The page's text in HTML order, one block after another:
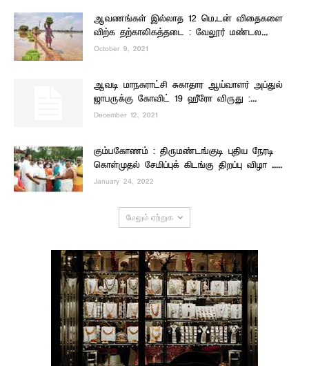
ஆவணங்கள் இல்லாத 12 மெ.டன் விதைகளை
விற்க தற்காலிகத்தடை : வேலூர் மண்டல...
October 9, 2021
ஆவடி மாநகராட்சி சுகாதார ஆய்வாளர் அப்துல்
ஜாபருக்கு கோவிட் 19 ஹீரோ விருது :...
December 12, 2021
கும்பகோணம் : திருமண்டங்குடி புதிய நேரடி
கொள்முதல் சேமிப்புக் கிடங்கு திறப்பு விழா .....
January 24, 2022
மேலும் ஏற்றுக